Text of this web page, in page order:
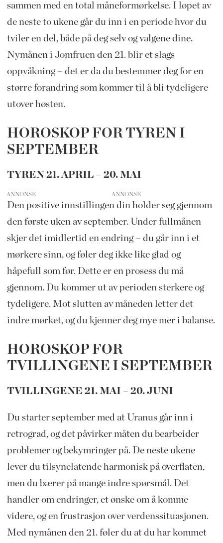
sammen med en total måneformørkelse. I løpet av
de neste to ukene går du inn i en periode hvor du
tviler en del, både på deg selv og valgene dine.
Nymånen i Jomfruen den 21. blir et slags
oppvåkning – det er da du bestemmer deg for en
større forandring som kommer til å bli tydeligere
utover høsten.
HOROSKOP FOR TYREN I
SEPTEMBER
TYREN 21. APRIL – 20. MAI
ANNONSE
Den positive innstillingen din holder seg gjennom
den første uken av september. Under fullmånen
skjer det imidlertid en endring – du går inn i et
mørkere sinn, og føler deg ikke like glad og
håpefull som før. Dette er en prosess du må
gjennom. Du kommer ut av perioden sterkere og
tydeligere. Mot slutten av måneden letter det
indre mørket, og du kjenner deg mye mer i balanse.
HOROSKOP FOR
TVILLINGENE I SEPTEMBER
TVILLINGENE 21. MAI – 20. JUNI
Du starter september med at Uranus går inn i
retrograd, og det påvirker måten du bearbeider
problemer og bekymringer på. De neste ukene
lever du tilsynelatende harmonisk på overflaten,
men du bærer på mange indre spørsmål. Det
handler om endringer, et ønske om å komme
videre, og en frustrasjon over verdenssituasjonen.
Med nymånen den 21. føler du at du har kommet